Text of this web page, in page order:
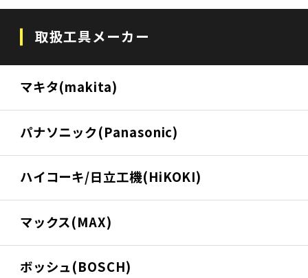
取扱工具メーカー
マキタ(makita)
パナソニック(Panasonic)
ハイコーキ/日立工機(HiKOKI)
マックス(MAX)
ボッシュ(BOSCH)